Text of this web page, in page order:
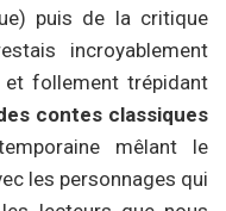
puis de la critique
incroyablement
follement trépidant
contes classiques
mêlant le
les personnages qui